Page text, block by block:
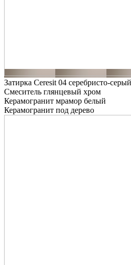
Затирка Ceresit 04 серебристо-серый
Смеситель глянцевый хром
Керамогранит мрамор белый
Керамогранит под дерево